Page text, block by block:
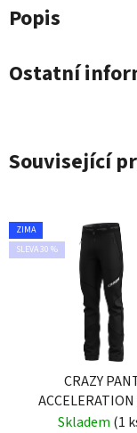
Popis
Ostatní
Související
ZIMA
SLEVA 30 %
CRAZY
ACCELERATION
BLACK
Skladem (1